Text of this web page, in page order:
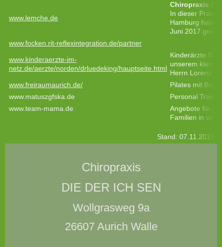
www.lemche.de
Chiropraxis
In dieser Praxis
Hamburg habe
Juni 2017
www.focken.rit-reflexintegration.de/partner
www.kinderaerzte-im-
netz.de/aerzte/norden/drluedeking/hauptseite.html
Kinderärzte
unserem
Herrn Lorenz
www.freiraumaurich.de/
Pilates mit Baby
www.matuszgfska.de
Personal
www.team-mama.de
Angebote für
Familien in und
Stand: 07.11.2019
Chiropraxis
DIE DER ICH SEN
Wollgrasweg 9a
26607 Aurich Walle